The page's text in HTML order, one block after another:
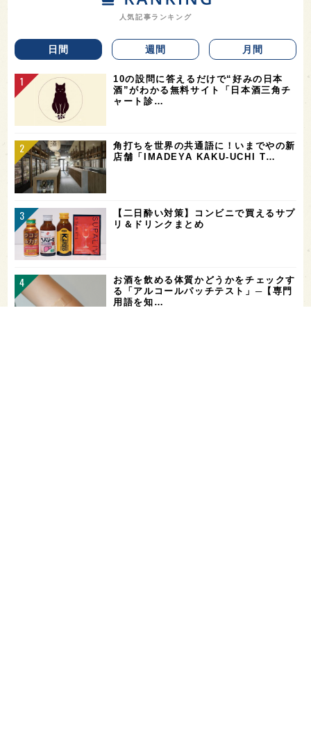
人気記事ランキング
日間 週間 月間
10の設問に答えるだけで“好みの日本
酒”がわかる無料サイト「日本酒三角チ
ャート診…
角打ちを世界の共通語に！いまでやの新
店舗「IMADEYA KAKU-UCHI T…
【二日酔い対策】コンビニで買えるサプ
リ＆ドリンクまとめ
お酒を飲める体質かどうかをチェックす
る「アルコールパッチテスト」─【専門
用語を知…